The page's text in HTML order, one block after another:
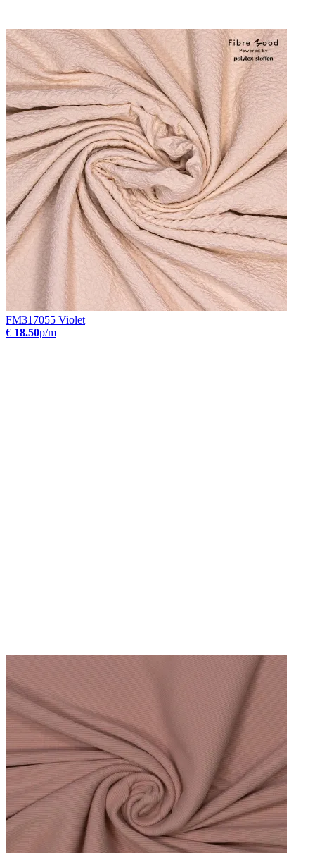
FM317055 Violet
€ 18.50p/m